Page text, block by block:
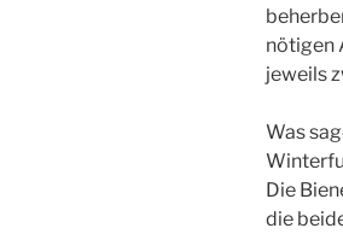
nötigen
jeweils
Was
Die
die